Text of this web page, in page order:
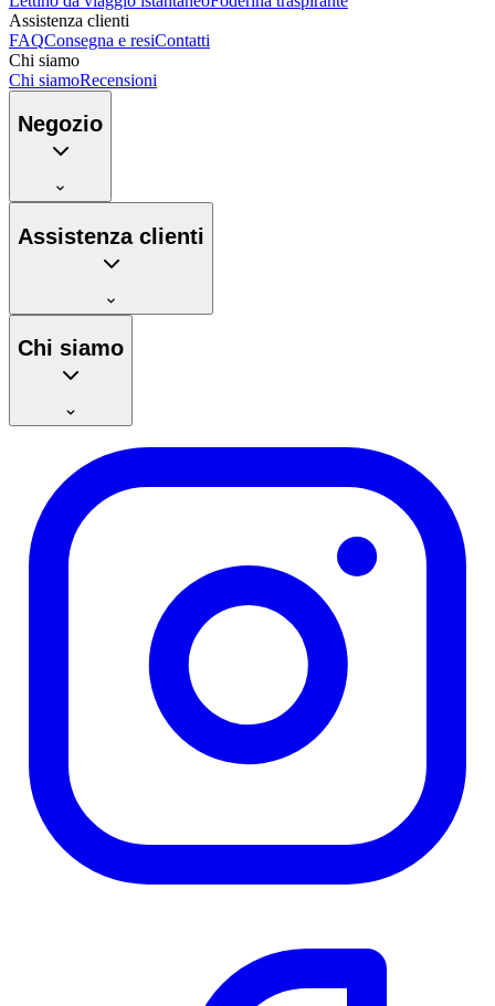
Assistenza clienti
FAQConsegna e resiContatti
Chi siamo
Chi siamoRecensioni
Negozio
Assistenza clienti
Chi siamo